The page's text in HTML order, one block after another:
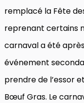
remplacé la Fête
reprenant certains
carnaval a été
événement
prendre de l’essor
Bœuf Gras. Le